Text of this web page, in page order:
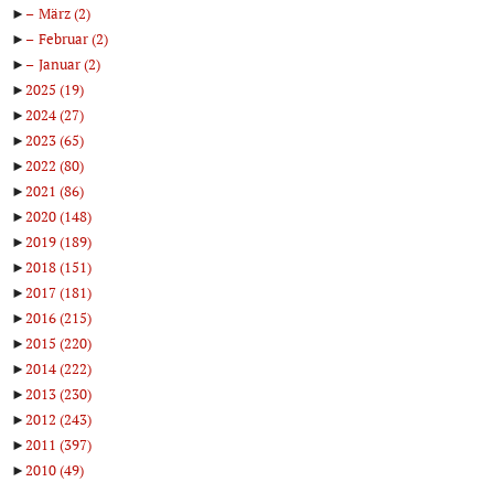
►
März(2)
►
Februar(2)
►
Januar(2)
►2025 (19)
►2024(27)
►2023(65)
►2022 (80)
►2021 (86)
►2020(148)
►2019(189)
►2018(151)
►2017(181)
►2016(215)
►2015 (220)
►2014(222)
►2013(230)
►2012 (243)
►2011 (397)
►2010(49)